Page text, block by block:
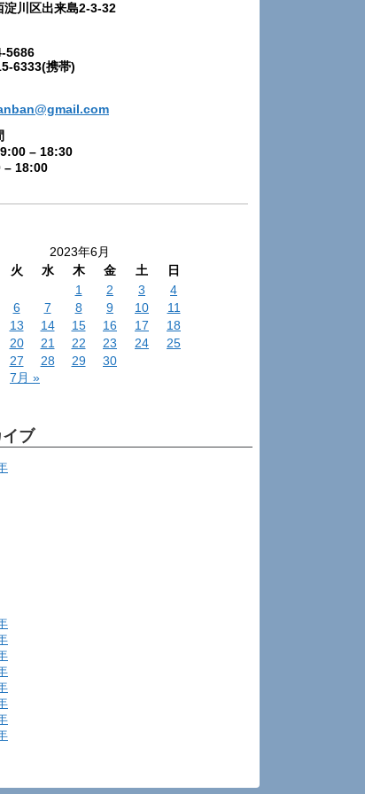
淀川区出来島2-3-32
5686
6333(携帯)
– 18:30
– 18:00
2023年6月
火 水 木 金 土
日
1
2 3
4
6 7 8 9 10
11
13 14 15 16 17
18
20 21 22 23 24
25
27 28 29
30
7月 »
ブ